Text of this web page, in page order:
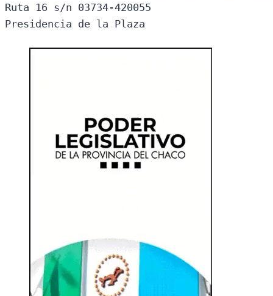
Ruta 16 s/n 03734-420055
Presidencia de la Plaza